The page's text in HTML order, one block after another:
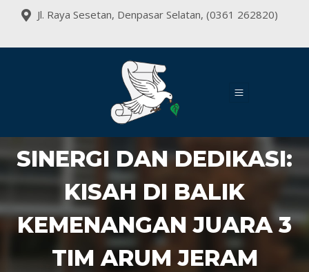
Jl. Raya Sesetan, Denpasar Selatan, (0361 262820)
SINERGI DAN DEDIKASI:
KISAH DI BALIK
KEMENANGAN JUARA 3
TIM ARUM JERAM